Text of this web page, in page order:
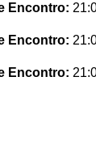
Encontro:
Encontro:
Encontro: